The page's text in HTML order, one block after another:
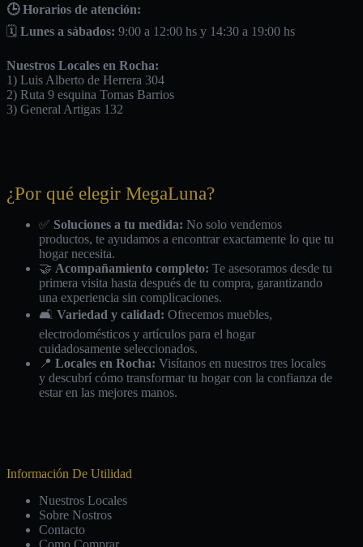
🕒 Horarios de atención:
🗓️ Lunes a sábados: 9:00 a 12:00 hs y 14:30 a 19:00 hs
Nuestros Locales en Rocha:
1) Luis Alberto de Herrera 304
2) Ruta 9 esquina Tomas Barrios
3) General Artigas 132
¿Por qué elegir MegaLuna?
✅ Soluciones a tu medida: No solo vendemos
productos, te ayudamos a encontrar exactamente lo que tu
hogar necesita.
🤝 Acompañamiento completo: Te asesoramos desde tu
primera visita hasta después de tu compra, garantizando
una experiencia sin complicaciones.
🛋️ Variedad y calidad: Ofrecemos muebles,
electrodomésticos y artículos para el hogar
cuidadosamente seleccionados.
📍 Locales en Rocha: Visítanos en nuestros tres locales
y descubrí cómo transformar tu hogar con la confianza de
estar en las mejores manos.
Información De Utilidad
Nuestros Locales
Sobre Nostros
Contacto